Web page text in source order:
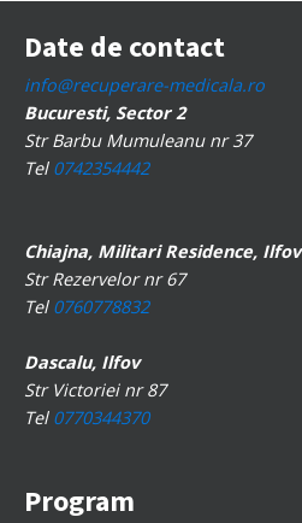
Date de contact
info@recuperare-medicala.ro
Bucuresti, Sector 2
Str Barbu Mumuleanu nr 37
Tel 0742354442
Chiajna, Militari Residence, Ilfov
Str Rezervelor nr 67
Tel 0760778832
Dascalu, Ilfov
Str Victoriei nr 87
Tel 0770344370
Program